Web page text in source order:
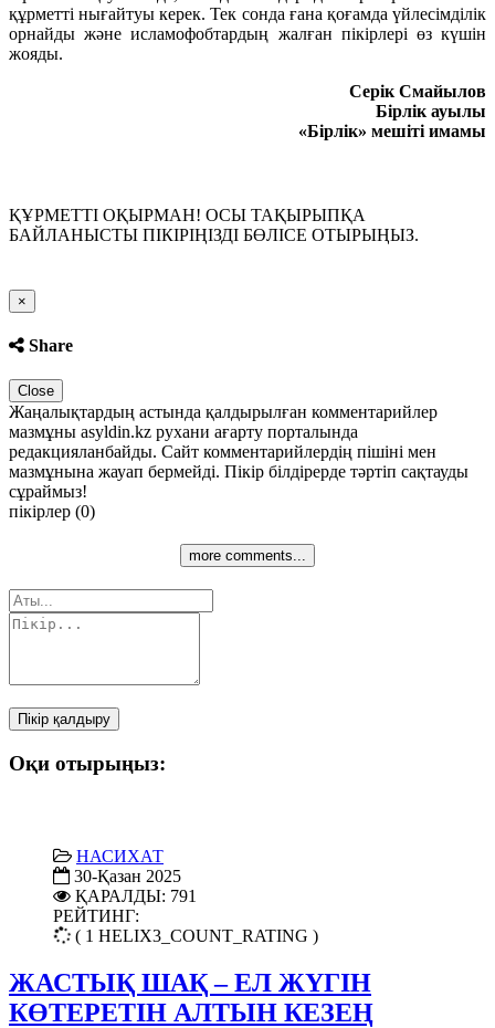
құрметті нығайтуы керек. Тек сонда ғана қоғамда үйлесімділік
орнайды және исламофобтардың жалған пікірлері өз күшін
жояды.
Серік Смайылов
Бірлік ауылы
«Бірлік» мешіті имамы
ҚҰРМЕТТІ ОҚЫРМАН! ОСЫ ТАҚЫРЫПҚА
БАЙЛАНЫСТЫ ПІКІРІҢІЗДІ БӨЛІСЕ ОТЫРЫҢЫЗ.
×
Share
Close
Жаңалықтардың астында қалдырылған комментарийлер
мазмұны asyldin.kz рухани ағарту порталында
редакцияланбайды. Сайт комментарийлердің пішіні мен
мазмұнына жауап бермейді. Пікір білдірерде тәртіп сақтауды
сұраймыз!
пікірлер (0)
more comments...
Пікір қалдыру
Оқи отырыңыз:
НАСИХАТ
30-Қазан 2025
ҚАРАЛДЫ: 791
РЕЙТИНГ:
( 1 HELIX3_COUNT_RATING )
ЖАСТЫҚ ШАҚ – ЕЛ ЖҮГІН
КӨТЕРЕТІН АЛТЫН КЕЗЕҢ